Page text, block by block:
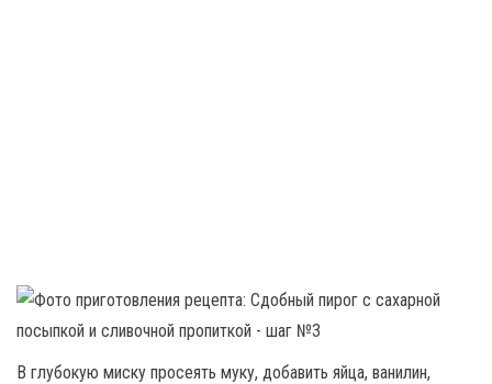
В глубокую миску просеять муку, добавить яйца, ванилин,